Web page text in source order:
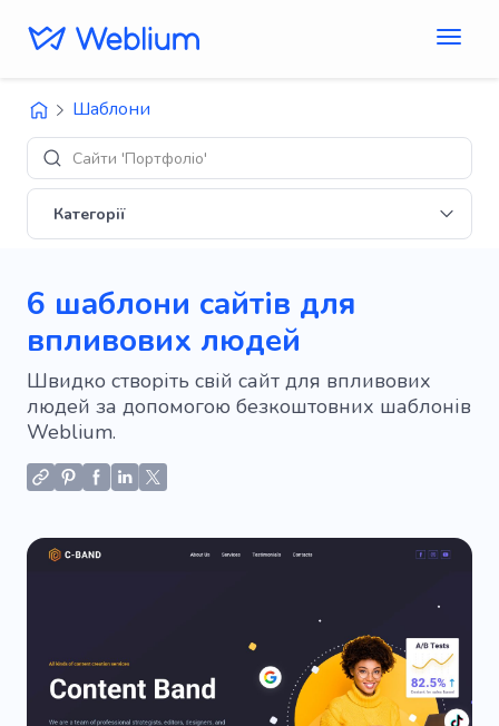
Шаблони
Сайти 'Портфоліо'
Категорії
6 шаблони сайтів для
впливових людей
Швидко створіть свій сайт для впливових
людей за допомогою безкоштовних шаблонів
Weblium.